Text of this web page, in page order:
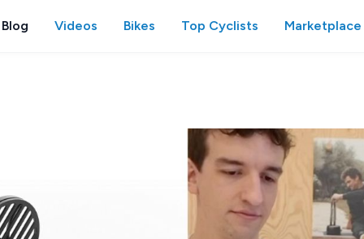
Blog Videos Bikes Top Cyclists Marketplace